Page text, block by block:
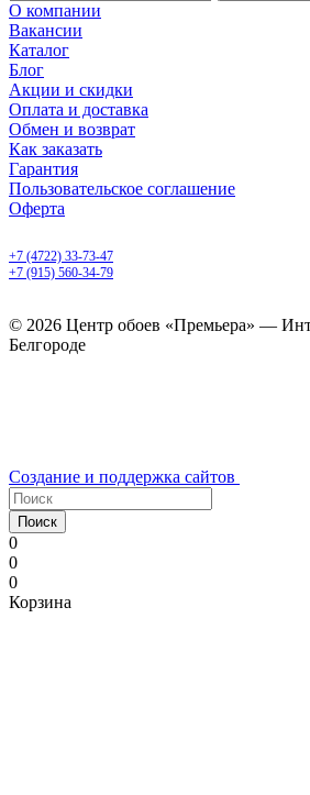
О компании
Вакансии
Каталог
Блог
Акции и скидки
Оплата и доставка
Обмен и возврат
Как заказать
Гарантия
Пользовательское соглашение
Оферта
+7 (4722) 33-73-47
+7 (915) 560-34-79
© 2026 Центр обоев «Премьера» —
Белгороде
Создание и поддержка сайтов
Поиск
0
0
0
Корзина